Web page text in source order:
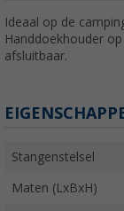
Ideaal op de
Handdoekhouder
afsluitbaar.
Stangenstelsel
Maten (LxBxH)